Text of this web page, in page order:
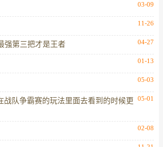
03-09
11-26
04-27
强第三把才是王者
01-13
05-03
05-01
队争霸赛的玩法里面去看到的时候更
02-08